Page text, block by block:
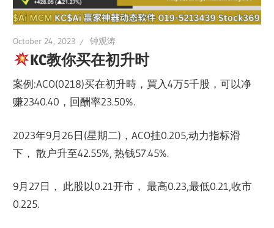
October 24, 2023 钟观涛
KC教你买在初升时
案例:ACO(0218)买在初升時，買入4万5千股，可以净
赚2340.40，回酬率23.50%.
2023年9月26日(星期二)，ACO挂0.205,动力指标滑
下， 散户升至42.55%, 热钱57.45%.
9月27日， 此股以0.21开市， 最高0.23,最低0.21,收市
0.225.